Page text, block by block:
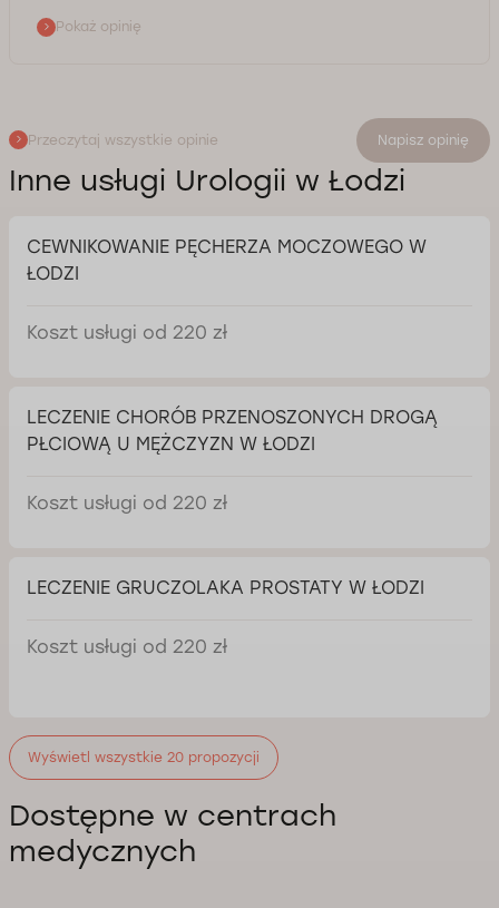
Pokaż opinię
Przeczytaj wszystkie opinie Napisz opinię
Inne usługi Urologii w Łodzi
CEWNIKOWANIE PĘCHERZA MOCZOWEGO W
ŁODZI
Koszt usługi od 220 zł
LECZENIE CHORÓB PRZENOSZONYCH DROGĄ
PŁCIOWĄ U MĘŻCZYZN W ŁODZI
Koszt usługi od 220 zł
LECZENIE GRUCZOLAKA PROSTATY W ŁODZI
Koszt usługi od 220 zł
Wyświetl wszystkie 20 propozycji
Dostępne w centrach
medycznych